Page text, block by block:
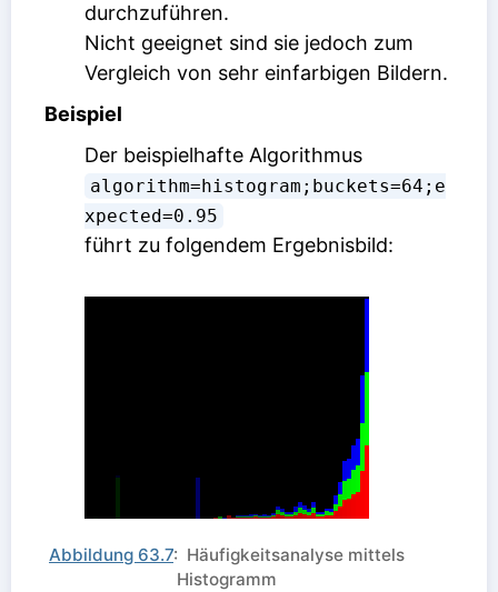
durchzuführen.
Nicht geeignet sind sie jedoch zum
Vergleich von sehr einfarbigen Bildern.
Beispiel
Der beispielhafte Algorithmus
algorithm=histogram;buckets=64;e
xpected=0.95
führt zu folgendem Ergebnisbild:
Abbildung 63.7: Häufigkeitsanalyse mittels
Histogramm